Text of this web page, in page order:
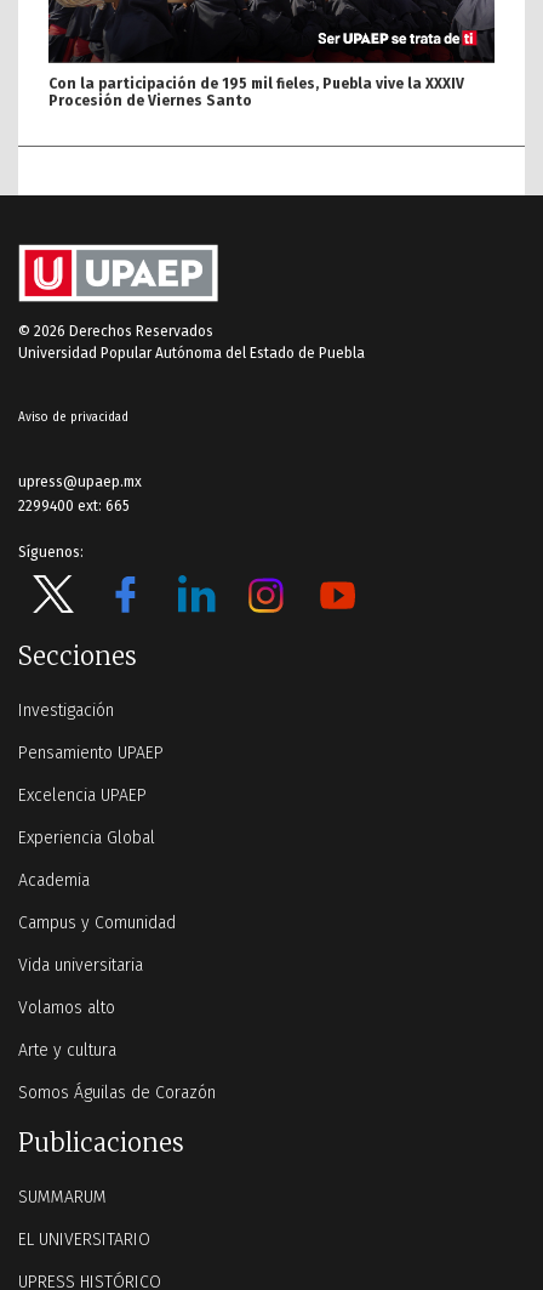
Con la participación de 195 mil fieles, Puebla vive la XXXIV
Procesión de Viernes Santo
© 2026 Derechos Reservados
Universidad Popular Autónoma del Estado de Puebla
Aviso de privacidad
upress@upaep.mx
2299400 ext: 665
Síguenos:
Secciones
Investigación
Pensamiento UPAEP
Excelencia UPAEP
Experiencia Global
Academia
Campus y Comunidad
Vida universitaria
Volamos alto
Arte y cultura
Somos Águilas de Corazón
Publicaciones
SUMMARUM
EL UNIVERSITARIO
UPRESS HISTÓRICO